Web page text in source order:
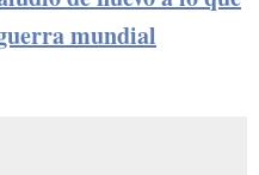
mundial